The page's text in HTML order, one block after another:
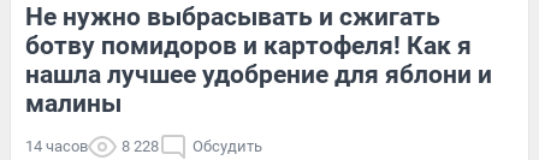
Не нужно выбрасывать и сжигать
ботву помидоров и картофеля! Как я
нашла лучшее удобрение для яблони и
малины
14 часов 8 228 Обсудить